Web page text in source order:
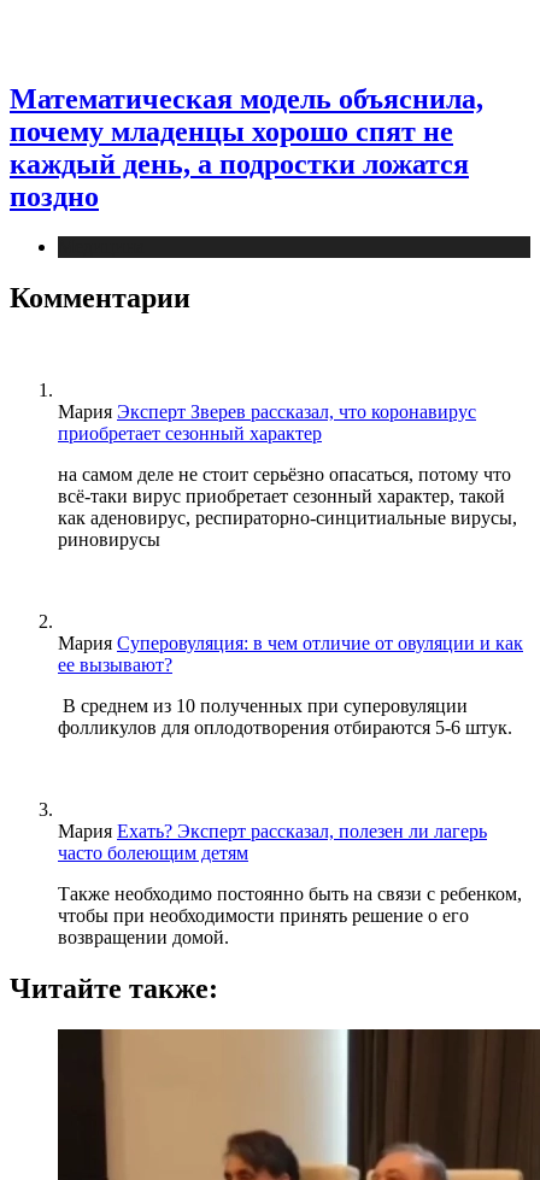
Математическая модель объяснила,
почему младенцы хорошо спят не
каждый день, а подростки ложатся
поздно
Комментарии
Мария Эксперт Зверев рассказал, что коронавирус
приобретает сезонный характер
на самом деле не стоит серьёзно опасаться, потому что
всё-таки вирус приобретает сезонный характер, такой
как аденовирус, респираторно-синцитиальные вирусы,
риновирусы
Мария Суперовуляция: в чем отличие от овуляции и как
ее вызывают?
В среднем из 10 полученных при суперовуляции
фолликулов для оплодотворения отбираются 5-6 штук.
Мария Ехать? Эксперт рассказал, полезен ли лагерь
часто болеющим детям
Также необходимо постоянно быть на связи с ребенком,
чтобы при необходимости принять решение о его
возвращении домой.
Читайте также: